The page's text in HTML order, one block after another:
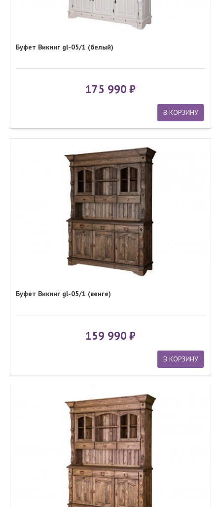
Буфет Викинг gl-05/1 (белый)
175 990
В КОРЗИНУ
Буфет Викинг gl-05/1 (венге)
159 990
В КОРЗИНУ